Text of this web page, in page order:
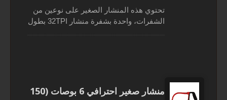
هذه المنشار الصغير على نوعين من
الشفرات، واحدة بشفرة منشار 32TPI بطول
يمكن تحويل هذا المنشار الصغيرمنشار صغير احترافي 6 بوصات (150